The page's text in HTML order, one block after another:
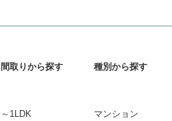
間取りから探す
～1LDK
種別から探す
マンション